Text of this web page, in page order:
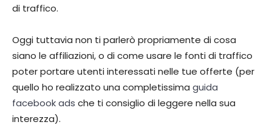
di traffico.
Oggi tuttavia non ti parlerò propriamente di cosa
siano le affiliazioni, o di come usare le fonti di traffico
poter portare utenti interessati nelle tue offerte (per
quello ho realizzato una completissima guida
facebook ads che ti consiglio di leggere nella sua
interezza).